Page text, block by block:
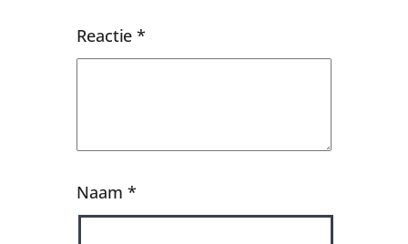
Reactie*
Naam *